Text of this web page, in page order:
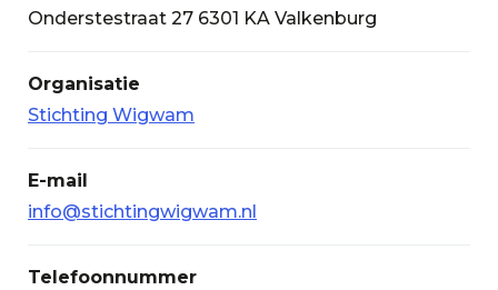
Onderstestraat 27 6301 KA Valkenburg
Organisatie
Stichting Wigwam
E-mail
info@stichtingwigwam.nl
Telefoonnummer